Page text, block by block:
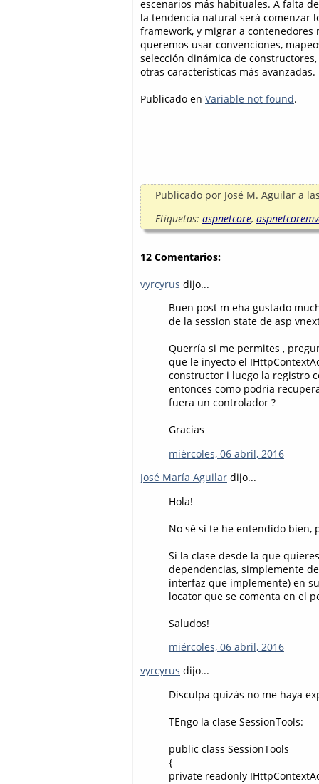
escenarios más habituales. A falta
la tendencia natural será comenzar
framework, y migrar a contenedores
queremos usar convenciones,
selección dinámica de
otras características más avanzadas.
Publicado en Variable not found.
Publicado por José M. Aguilar a
Etiquetas: aspnetcore,
12 Comentarios:
vyrcyrus dijo...
Buen post m eha gustado
de la session state de asp
Querría si me permites ,
que le inyecto el
constructor i luego la registro
entonces como podria
fuera un controlador ?
Gracias
miércoles, 06 abril, 2016
José María Aguilar dijo...
Hola!
No sé si te he entendido bien,
Si la clase desde la que
dependencias, simplemente
interfaz que implemente) en
locator que se comenta en el
Saludos!
miércoles, 06 abril, 2016
vyrcyrus dijo...
Disculpa quizás no me haya
TEngo la clase SessionTools:
public class SessionTools
{
private readonly